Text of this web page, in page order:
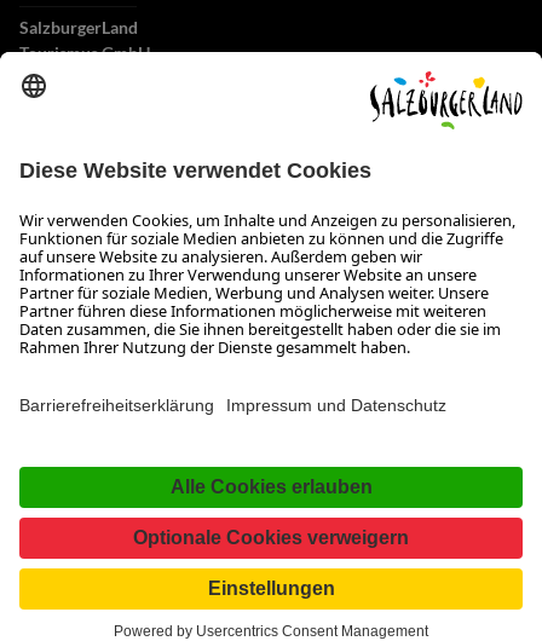
SalzburgerLand
Tourismus GmbH
Wiener Bundesstraße 23
info@salzburgerland.com
ÖFFNUNGSZEITEN
Wir freuen uns auf Ihre Anfrage!
Gerne stehen wir Ihnen von Montag bis Donnerstag von 08:00 bis 17:30 Uhr
und am Freitag von 08:00 bis 17:00 Uhr zur Verfügung.
www.salzburgerland.com